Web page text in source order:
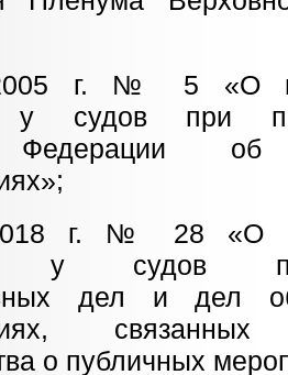
г. № 5 «О
у судов при
Федерации об
г. № 28 «О
у судов
дел и дел
о публичных